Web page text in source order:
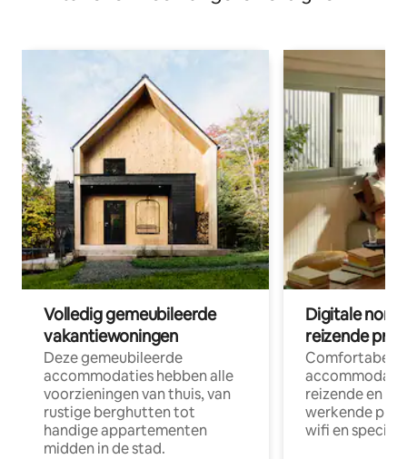
Volledig gemeubileerde
vakantiewoningen
Deze gemeubileerde
accommodaties hebben alle
voorzieningen van thuis, van
rustige berghutten tot
handige appartementen
midden in de stad.
Digitale
reizende
Comfortabele
reizende en
werkende
wifi en